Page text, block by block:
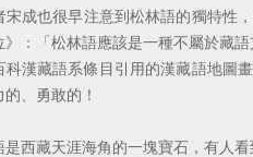
也很早注意到松林語的獨特性，
》：「松林語應該是一種不屬於藏
藏語系條目引用的漢藏語地圖畫
、勇敢的！
藏天涯海角的一塊寶石，有人看